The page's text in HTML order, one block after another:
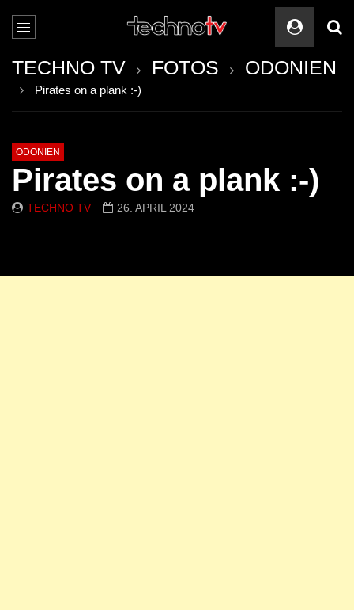
TECHNO TV FOTOS ODONIEN
Pirates on a plank :-)
ODONIEN
Pirates on a plank :-)
TECHNO TV 26. APRIL 2024